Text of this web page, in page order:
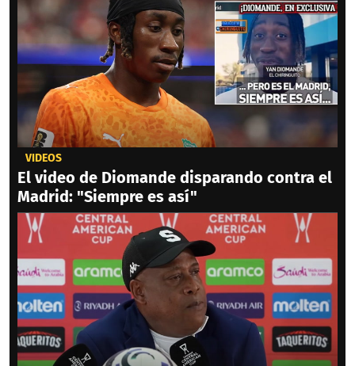
VIDEOS
El video de Diomande disparando contra el
Madrid: "Siempre es así"